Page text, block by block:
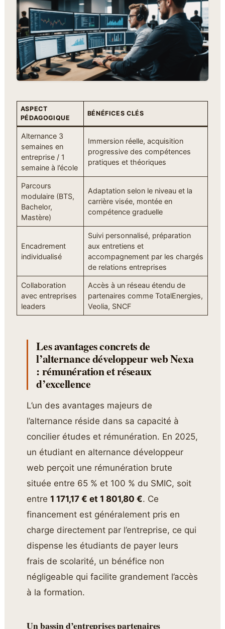
ASPECT
PÉDAGOGIQUE
BÉNÉFICES CLÉS
Alternance 3
semaines en
entreprise / 1
semaine à l’école
Immersion réelle, acquisition
progressive des compétences
pratiques et théoriques
Parcours
modulaire (BTS,
Bachelor,
Mastère)
Adaptation selon le niveau et la
carrière visée, montée en
compétence graduelle
Encadrement
individualisé
Suivi personnalisé, préparation
aux entretiens et
accompagnement par les chargés
de relations entreprises
Collaboration
avec entreprises
leaders
Accès à un réseau étendu de
partenaires comme TotalEnergies,
Veolia, SNCF
Les avantages concrets de
l’alternance développeur web Nexa
: rémunération et réseaux
d’excellence
L’un des avantages majeurs de
l’alternance réside dans sa capacité à
concilier études et rémunération. En 2025,
un étudiant en alternance développeur
web perçoit une rémunération brute
située entre 65 % et 100 % du SMIC, soit
entre1 171,17 € et 1 801,80 €. Ce
financement est généralement pris en
charge directement par l’entreprise, ce qui
dispense les étudiants de payer leurs
frais de scolarité, un bénéfice non
négligeable qui facilite grandement l’accès
à la formation.
Un bassin d’entreprises partenaires